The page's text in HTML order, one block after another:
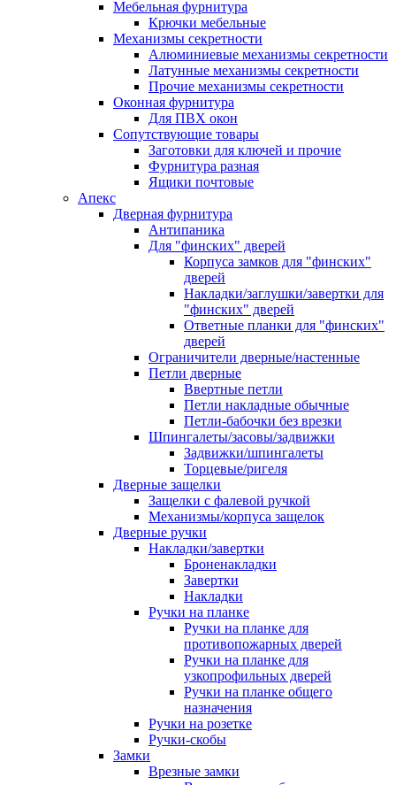
Мебельная фурнитура
Крючки мебельные
Механизмы секретности
Алюминиевые механизмы секретности
Латунные механизмы секретности
Прочие механизмы секретности
Оконная фурнитура
Для ПВХ окон
Сопутствующие товары
Заготовки для ключей и прочие
Фурнитура разная
Ящики почтовые
Апекс
Дверная фурнитура
Антипаника
Для "финских" дверей
Корпуса замков для "финских"
дверей
Накладки/заглушки/завертки для
"финских" дверей
Ответные планки для "финских"
дверей
Ограничители дверные/настенные
Петли дверные
Ввертные петли
Петли накладные обычные
Петли-бабочки без врезки
Шпингалеты/засовы/задвижки
Задвижки/шпингалеты
Торцевые/ригеля
Дверные защелки
Защелки с фалевой ручкой
Механизмы/корпуса защелок
Дверные ручки
Накладки/завертки
Броненакладки
Завертки
Накладки
Ручки на планке
Ручки на планке для
противопожарных дверей
Ручки на планке для
узкопрофильных дверей
Ручки на планке общего
назначения
Ручки на розетке
Ручки-скобы
Замки
Врезные замки